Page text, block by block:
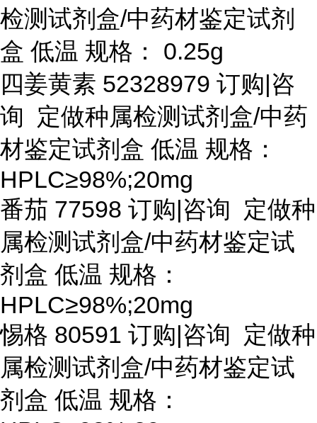
检测试剂盒/中药材鉴定试剂
盒 低温 规格： 0.25g
四姜黄素 52328979 订购|咨
询 定做种属检测试剂盒/中药
材鉴定试剂盒 低温 规格：
HPLC≥98%;20mg
番茄 77598 订购|咨询 定做种
属检测试剂盒/中药材鉴定试
剂盒 低温 规格：
HPLC≥98%;20mg
惕格 80591 订购|咨询 定做种
属检测试剂盒/中药材鉴定试
剂盒 低温 规格：